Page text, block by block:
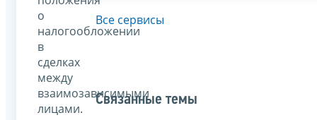
о
налогообложении
в
сделках
между
взаимозависимыми
лицами.
Все сервисы
Связанные темы